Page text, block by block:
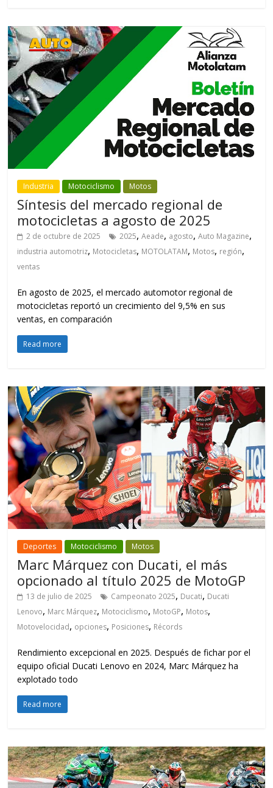
Industria Motociclismo Motos
Síntesis del mercado regional de
motocicletas a agosto de 2025
2 de octubre de 2025 2025,Aeade, agosto,Auto Magazine,
industria automotriz, Motocicletas, MOTOLATAM, Motos, región,
ventas
En agosto de 2025, el mercado automotor regional de
motocicletas reportó un crecimiento del 9,5% en sus
ventas, en comparación
Read more
Deportes Motociclismo Motos
Marc Márquez con Ducati, el más
opcionado al título 2025 de MotoGP
13 de julio de 2025 Campeonato 2025, Ducati, Ducati
Lenovo, Marc Márquez, Motociclismo, MotoGP, Motos,
Motovelocidad, opciones, Posiciones, Récords
Rendimiento excepcional en 2025. Después de fichar por el
equipo oficial Ducati Lenovo en 2024, Marc Márquez ha
explotado todo
Read more